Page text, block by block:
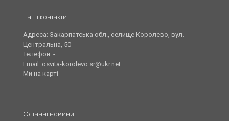
Наші контакти
Адреса: Закарпатська обл., селище Королево, вул.
Центральна, 50
Телефон: -
Email: osvita-korolevo.sr@ukr.net
Ми на карті
Останні новини